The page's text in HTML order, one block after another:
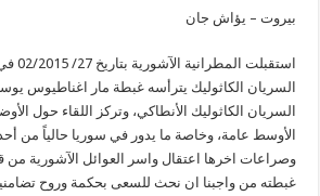
بيروت – يؤاش جان
السريان الكاثوليك يترأسه غبطة مار اغناطيوس
السريان الكاثوليك الأنطاكي، وتركز اللقاء حول
الأوسط عامة، وخاصة ما يدور في سوريا حالياً من
وصراعات اخرها اعتقال واسر العوائل الآشورية من
غبطته من واجبنا ان نحث للسعى بحكمة وروح